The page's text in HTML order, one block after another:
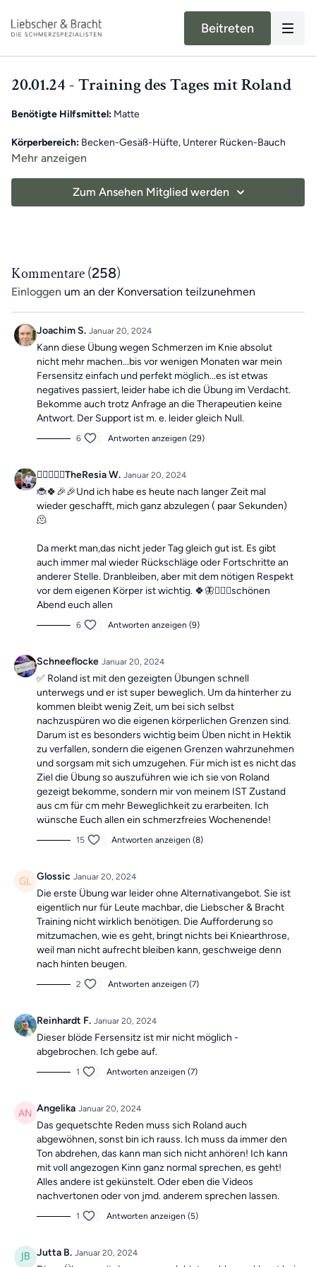
Beitreten
20.01.24 - Training des Tages mit Roland
Benötigte Hilfsmittel: Matte
Körperbereich: Becken-Gesäß-Hüfte, Unterer Rücken-Bauch
einschränken. Dadurch können in Muskeln und Fasziengewebe
Verkürzungen auftreten, die Schmerzen verursachen können.
Jeden Tagerwartet dich ein
Training, um dich motiviert zu halten!
Die Übungen bilden insgesamt ein Ganzkörpertraining mit
verschiedenen Schwerpunkten und sind somit die ideale
Grundlage für einschmerzfreies, gesundes undbewegliches
Leben.
Mach dir keine Sorgen, falls du mal einen Tag verpasst, denn die
Übungseinheiten sind unabhängig voneinander. In der
Kategorie“Vergangene Trainings des Tages”
Mehr anzeigen
Zum Ansehen Mitglied werden
Kommentare (258)
Einloggen um an der Konversation teilzunehmen
Joachim S. Januar 20, 2024
Kann diese Übung wegen Schmerzen im Knie absolut
nicht mehr machen...bis vor wenigen Monaten war mein
Fersensitz einfach und perfekt möglich...es ist etwas
negatives passiert, leider habe ich die Übung im Verdacht.
Bekomme auch trotz Anfrage an die Therapeutien keine
Antwort. Der Support ist m. e. leider gleich Null.
6 Antworten anzeigen (29)
🚴‍♀️🧎🏼‍♀️TheResia W. Januar 20, 2024
🐞🍀🎉🎉Und ich habe es heute nach langer Zeit mal
wieder geschafft, mich ganz abzulegen ( paar Sekunden)
🫠
Da merkt man,das nicht jeder Tag gleich gut ist. Es gibt
auch immer mal wieder Rückschläge oder Fortschritte an
anderer Stelle. Dranbleiben, aber mit dem nötigen Respekt
vor dem eigenen Körper ist wichtig. 🍀🦋🧎🏼‍♀️schönen
Abend euch allen
6 Antworten anzeigen (9)
Schneeflocke Januar 20, 2024
✅ Roland ist mit den gezeigten Übungen schnell
unterwegs und er ist super beweglich. Um da hinterher zu
kommen bleibt wenig Zeit, um bei sich selbst
nachzuspüren wo die eigenen körperlichen Grenzen sind.
Darum ist es besonders wichtig beim Üben nicht in Hektik
zu verfallen, sondern die eigenen Grenzen wahrzunehmen
und sorgsam mit sich umzugehen. Für mich ist es nicht das
Ziel die Übung so auszuführen wie ich sie von Roland
gezeigt bekomme, sondern mir von meinem IST Zustand
aus cm für cm mehr Beweglichkeit zu erarbeiten. Ich
wünsche Euch allen ein schmerzfreies Wochenende!
15 Antworten anzeigen (8)
Glossic Januar 20, 2024
Die erste Übung war leider ohne Alternativangebot. Sie ist
eigentlich nur für Leute machbar, die Liebscher & Bracht
Training nicht wirklich benötigen. Die Aufforderung so
mitzumachen, wie es geht, bringt nichts bei Kniearthrose,
weil man nicht aufrecht bleiben kann, geschweige denn
nach hinten beugen.
2 Antworten anzeigen (7)
Reinhardt F. Januar 20, 2024
Dieser blöde Fersensitz ist mir nicht möglich -
abgebrochen. Ich gebe auf.
1 Antworten anzeigen (7)
Angelika Januar 20, 2024
Das gequetschte Reden muss sich Roland auch
abgewöhnen, sonst bin ich rauss. Ich muss da immer den
Ton abdrehen, das kann man sich nicht anhören! Ich kann
mit voll angezogen Kinn ganz normal sprechen, es geht!
Alles andere ist gekünstelt. Oder eben die Videos
nachvertonen oder von jmd. anderem sprechen lassen.
1 Antworten anzeigen (5)
Jutta B. Januar 20, 2024